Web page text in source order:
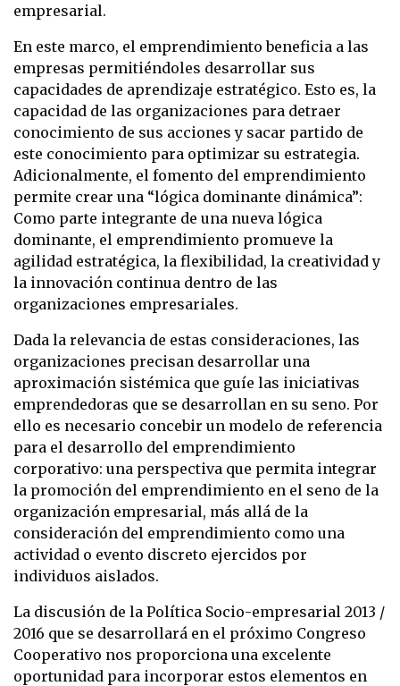
empresarial.
En este marco, el emprendimiento beneficia a las
empresas permitiéndoles desarrollar sus
capacidades de aprendizaje estratégico. Esto es, la
capacidad de las organizaciones para detraer
conocimiento de sus acciones y sacar partido de
este conocimiento para optimizar su estrategia.
Adicionalmente, el fomento del emprendimiento
permite crear una “lógica dominante dinámica”:
Como parte integrante de una nueva lógica
dominante, el emprendimiento promueve la
agilidad estratégica, la flexibilidad, la creatividad y
la innovación continua dentro de las
organizaciones empresariales.
Dada la relevancia de estas consideraciones, las
organizaciones precisan desarrollar una
aproximación sistémica que guíe las iniciativas
emprendedoras que se desarrollan en su seno. Por
ello es necesario concebir un modelo de referencia
para el desarrollo del emprendimiento
corporativo: una perspectiva que permita integrar
la promoción del emprendimiento en el seno de la
organización empresarial, más allá de la
consideración del emprendimiento como una
actividad o evento discreto ejercidos por
individuos aislados.
La discusión de la Política Socio-empresarial 2013 /
2016 que se desarrollará en el próximo Congreso
Cooperativo nos proporciona una excelente
oportunidad para incorporar estos elementos en